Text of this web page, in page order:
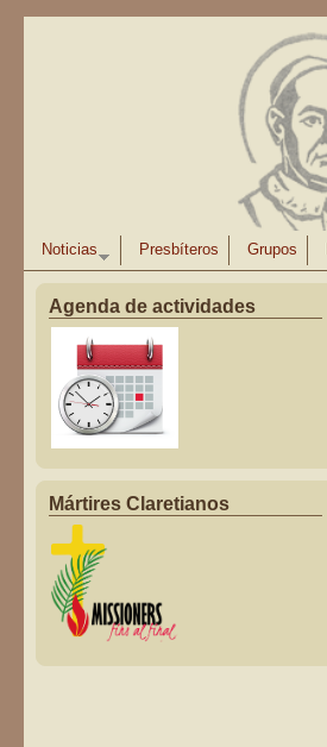
Noticias Presbíteros Grupos
Agenda de actividades
Mártires Claretianos